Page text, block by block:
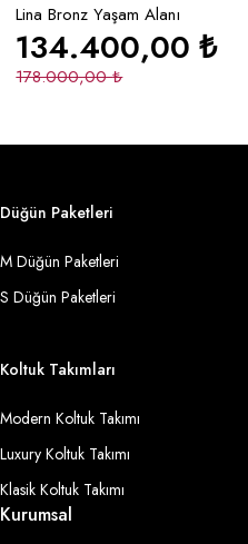
Lina Bronz Yaşam Alanı
178.000,00₺
134.400,00₺
Düğün Paketleri
M Düğün Paketleri
S Düğün Paketleri
Koltuk Takımları
Modern Koltuk Takımı
Luxury Koltuk Takımı
Klasik Koltuk Takımı
Kurumsal